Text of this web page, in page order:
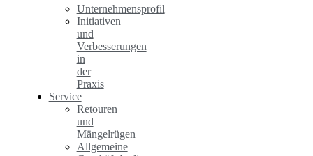
Unternehmensprofil
Initiativen
und
Verbesserungen
in
der
Praxis
Service
Retouren
und
Mängelrügen
Allgemeine